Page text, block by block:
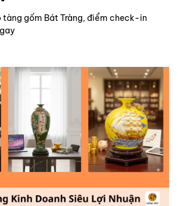
tàng gốm Bát Tràng, điểm check-in